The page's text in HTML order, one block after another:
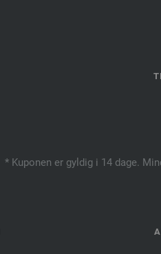
* Kuponen er gyldig i 14 dage.